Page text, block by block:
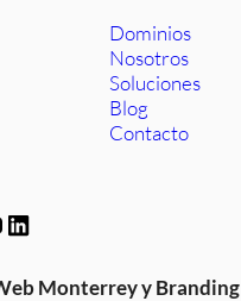
Dominios
Nosotros
Soluciones
Blog
Contacto
LinkedIn
Monterrey y Branding